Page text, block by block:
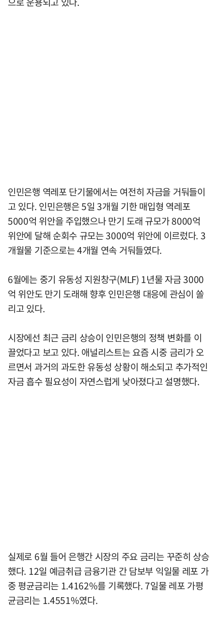
인민은행 역레포 단기물에서는 여전히 자금을 거둬들이
고 있다. 인민은행은 5일 3개월 기한 매입형 역레포
5000억 위안을 주입했으나 만기 도래 규모가 8000억
위안에 달해 순회수 규모는 3000억 위안에 이르렀다. 3
개월물 기준으로는 4개월 연속 거둬들였다.
6월에는 중기 유동성 지원창구(MLF) 1년물 자금 3000
억 위안도 만기 도래해 향후 인민은행 대응에 관심이 쏠
리고 있다.
시장에선 최근 금리 상승이 인민은행의 정책 변화를 이
끌었다고 보고 있다. 애널리스트는 요즘 시중 금리가 오
르면서 과거의 과도한 유동성 상황이 해소되고 추가적인
자금 흡수 필요성이 자연스럽게 낮아졌다고 설명했다.
실제로 6월 들어 은행간 시장의 주요 금리는 꾸준히 상승
했다. 12일 예금취급 금융기관 간 담보부 익일물 레포 가
중 평균금리는 1.4162%를 기록했다. 7일물 레포 가평
균금리는 1.4551%였다.